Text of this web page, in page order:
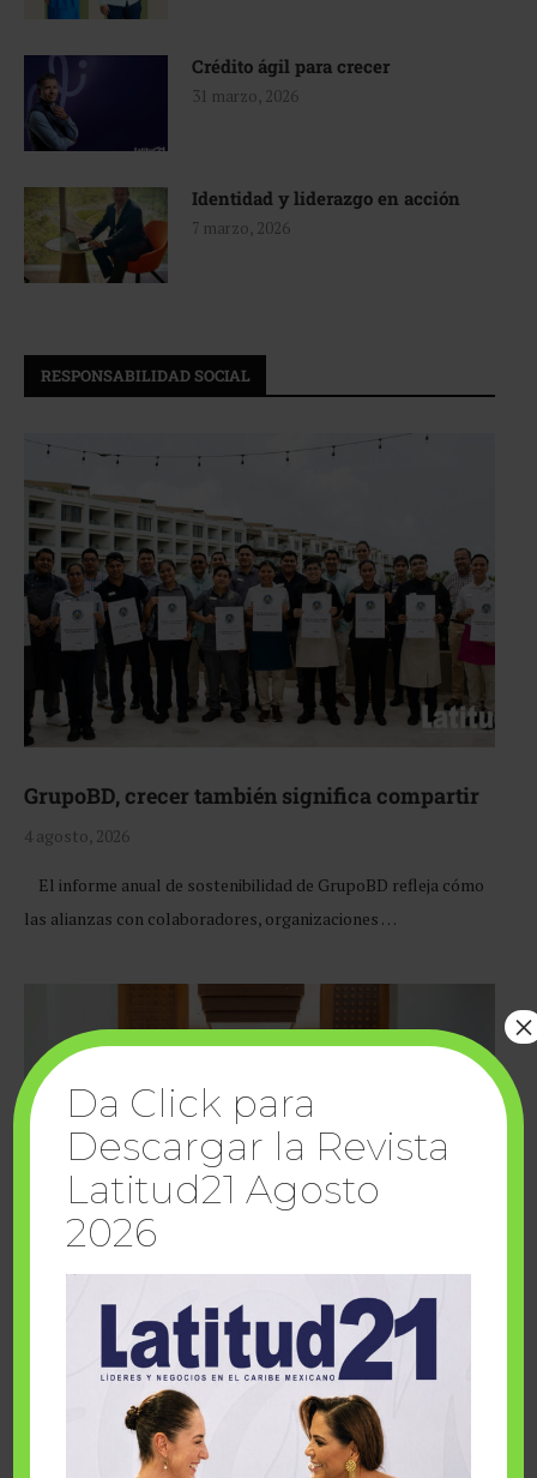
Crédito ágil para crecer
31 marzo, 2026
Identidad y liderazgo en acción
7 marzo, 2026
RESPONSABILIDAD SOCIAL
GrupoBD, crecer también significa compartir
4 agosto, 2026
El informe anual de sostenibilidad de GrupoBD refleja cómo
las alianzas con colaboradores, organizaciones …
Cuando la solidaridad inspira; cumplen
sueños Fairmont Mayakoba y Make-A-Wish
Da Click para
Descargar la Revista
Latitud21 Agosto
2026
×